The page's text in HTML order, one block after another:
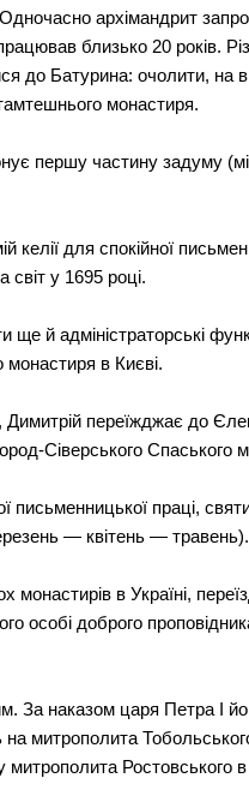
архімандрит
близько 20 років.
до Батурина: очолити,
монастиря.
першу частину задуму
для спокійної
у 1695 році.
й адміністраторські
монастиря в Києві.
переїжджає до
Сіверського Спаського
письменницької праці,
— квітень — травень).
в Україні,
особі доброго
За наказом царя Петра I
митрополита
Ростовського в